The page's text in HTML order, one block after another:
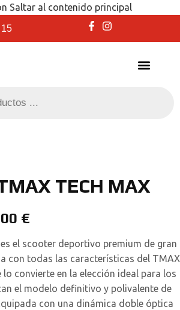
Saltar al contenido principal
TECH MAX
€
el scooter deportivo premium de gran
con todas las características del TMAX
convierte en la elección ideal para los
el modelo definitivo y polivalente de
con una dinámica doble óptica